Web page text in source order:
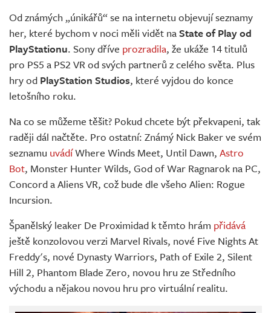
Živě
Od známých „únikářů“ se na internetu objevují seznamy
her, které bychom v noci měli vidět naState of Play od
PlayStationu. Sony dříve prozradila, že ukáže 14 titulů
pro PS5 a PS2 VR od svých partnerů z celého světa. Plus
hry od PlayStation Studios, které vyjdou do konce
letošního roku.
Na co se můžeme těšit? Pokud chcete být překvapeni, tak
raději dál načtěte. Pro ostatní: Známý Nick Baker ve svém
seznamu uvádíWhere Winds Meet, Until Dawn, Astro
Bot, Monster Hunter Wilds, God of War Ragnarok na PC,
Concord a Aliens VR, což bude dle všeho Alien: Rogue
Incursion.
Španělský leaker De Proximidad k těmto hrám přidává
ještě konzolovou verzi Marvel Rivals, nové Five Nights At
Freddy's, nové Dynasty Warriors, Path of Exile 2, Silent
Hill 2, Phantom Blade Zero, novou hru ze Středního
východu a nějakou novou hru pro virtuální realitu.